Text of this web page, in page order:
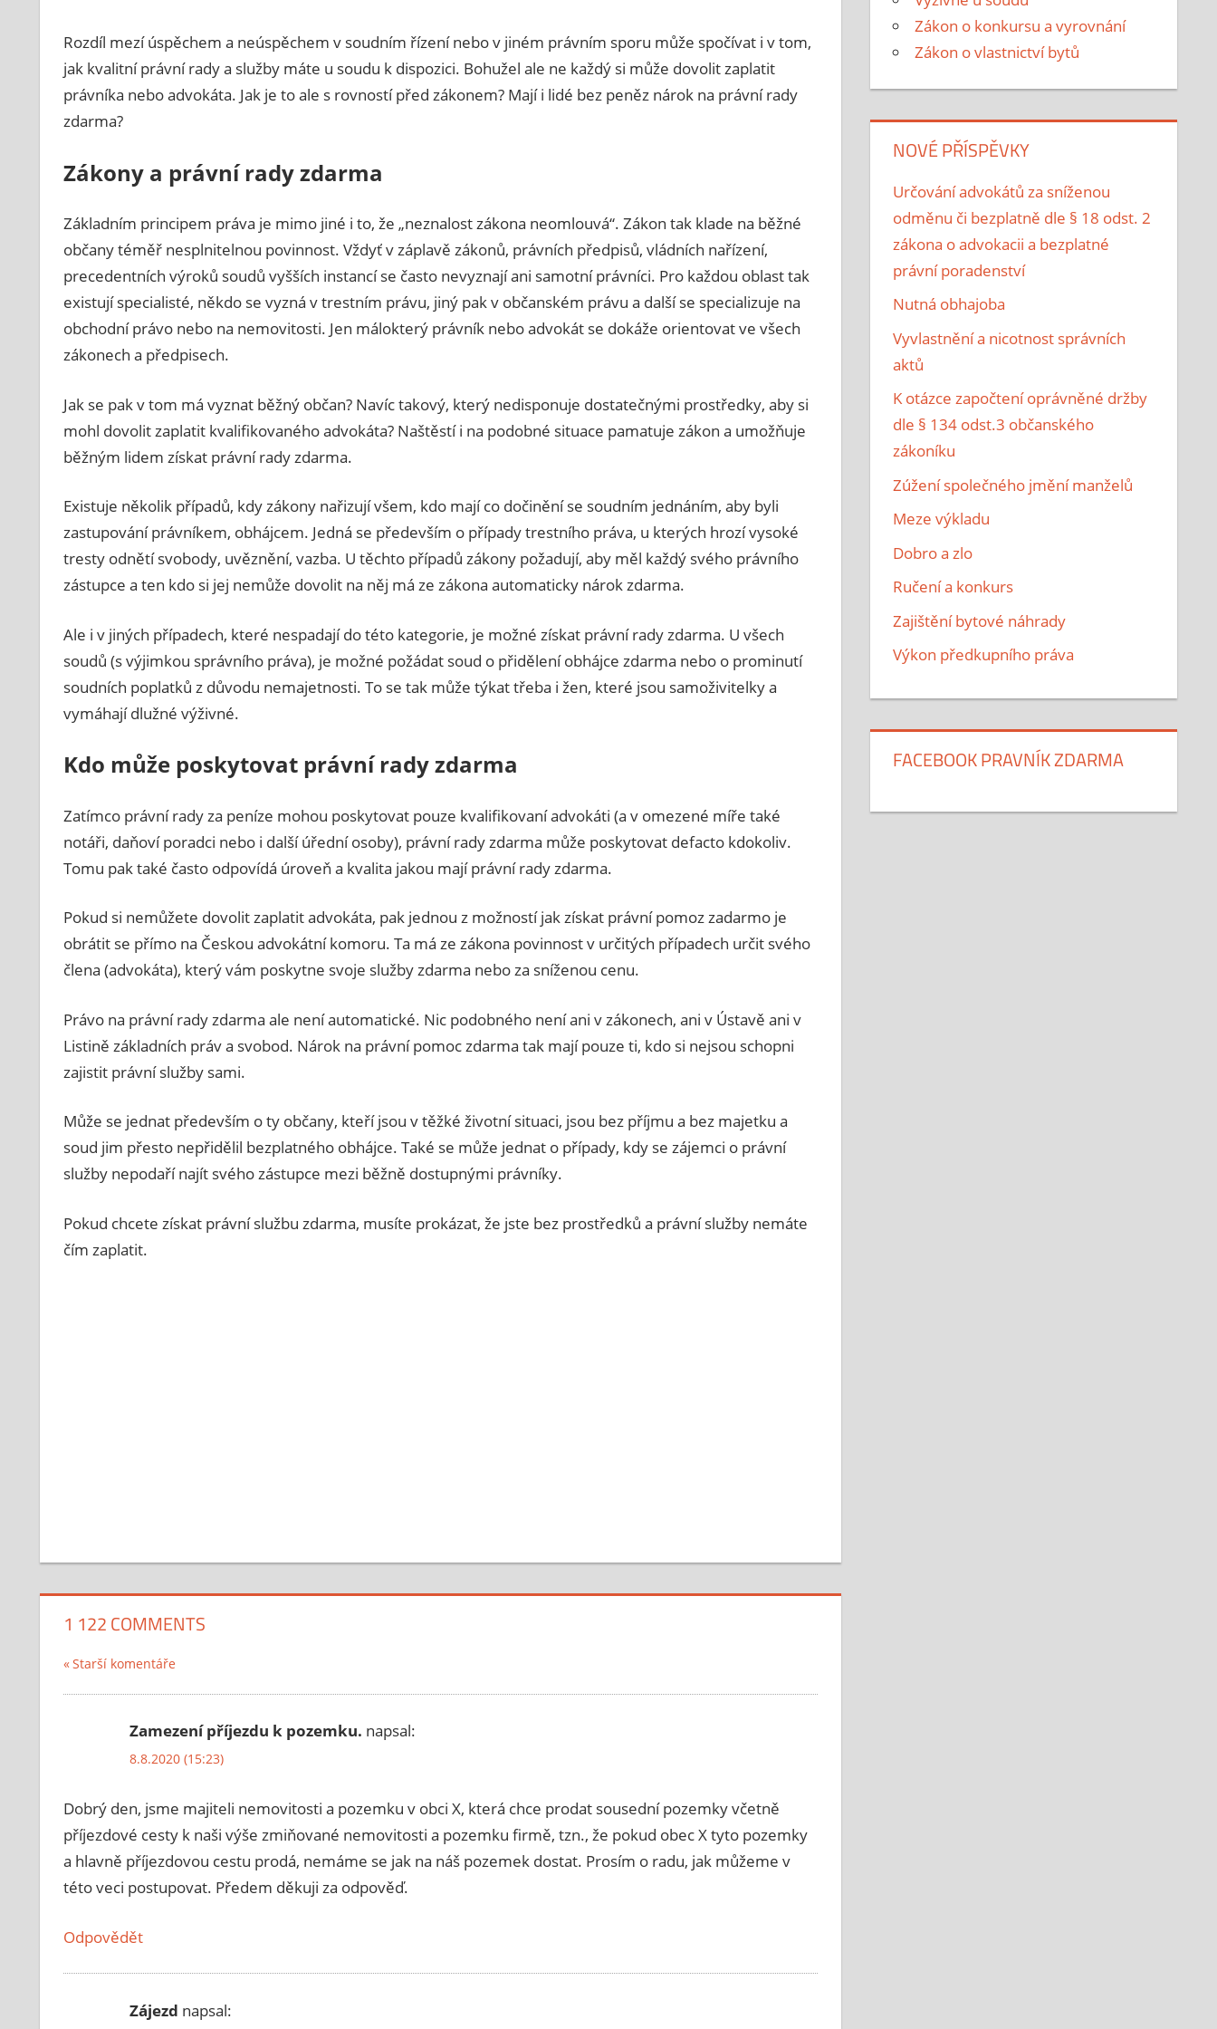
Rozdíl mezí úspěchem a neúspěchem v soudním řízení nebo v jiném právním sporu může spočívat i v tom,
jak kvalitní právní rady a služby máte u soudu k dispozici. Bohužel ale ne každý si může dovolit zaplatit
právníka nebo advokáta. Jak je to ale s rovností před zákonem? Mají i lidé bez peněz nárok na právní rady
zdarma?
Zákony a právní rady zdarma
Základním principem práva je mimo jiné i to, že „neznalost zákona neomlouvá“. Zákon tak klade na běžné
občany téměř nesplnitelnou povinnost. Vždyť v záplavě zákonů, právních předpisů, vládních nařízení,
precedentních výroků soudů vyšších instancí se často nevyznají ani samotní právníci. Pro každou oblast tak
existují specialisté, někdo se vyzná v trestním právu, jiný pak v občanském právu a další se specializuje na
obchodní právo nebo na nemovitosti. Jen málokterý právník nebo advokát se dokáže orientovat ve všech
zákonech a předpisech.
Jak se pak v tom má vyznat běžný občan? Navíc takový, který nedisponuje dostatečnými prostředky, aby si
mohl dovolit zaplatit kvalifikovaného advokáta? Naštěstí i na podobné situace pamatuje zákon a umožňuje
běžným lidem získat právní rady zdarma.
Existuje několik případů, kdy zákony nařizují všem, kdo mají co dočinění se soudním jednáním, aby byli
zastupování právníkem, obhájcem. Jedná se především o případy trestního práva, u kterých hrozí vysoké
tresty odnětí svobody, uvěznění, vazba. U těchto případů zákony požadují, aby měl každý svého právního
zástupce a ten kdo si jej nemůže dovolit na něj má ze zákona automaticky nárok zdarma.
Ale i v jiných případech, které nespadají do této kategorie, je možné získat právní rady zdarma. U všech
soudů (s výjimkou správního práva), je možné požádat soud o přidělení obhájce zdarma nebo o prominutí
soudních poplatků z důvodu nemajetnosti. To se tak může týkat třeba i žen, které jsou samoživitelky a
vymáhají dlužné výživné.
Kdo může poskytovat právní rady zdarma
Zatímco právní rady za peníze mohou poskytovat pouze kvalifikovaní advokáti (a v omezené míře také
notáři, daňoví poradci nebo i další úřední osoby), právní rady zdarma může poskytovat defacto kdokoliv.
Tomu pak také často odpovídá úroveň a kvalita jakou mají právní rady zdarma.
Pokud si nemůžete dovolit zaplatit advokáta, pak jednou z možností jak získat právní pomoz zadarmo je
obrátit se přímo na Českou advokátní komoru. Ta má ze zákona povinnost v určitých případech určit svého
člena (advokáta), který vám poskytne svoje služby zdarma nebo za sníženou cenu.
Právo na právní rady zdarma ale není automatické. Nic podobného není ani v zákonech, ani v Ústavě ani v
Listině základních práv a svobod. Nárok na právní pomoc zdarma tak mají pouze ti, kdo si nejsou schopni
zajistit právní služby sami.
Může se jednat především o ty občany, kteří jsou v těžké životní situaci, jsou bez příjmu a bez majetku a
soud jim přesto nepřidělil bezplatného obhájce. Také se může jednat o případy, kdy se zájemci o právní
služby nepodaří najít svého zástupce mezi běžně dostupnými právníky.
Pokud chcete získat právní službu zdarma, musíte prokázat, že jste bez prostředků a právní služby nemáte
čím zaplatit.
1 122 COMMENTS
Navigace
komentáře
Starší komentáře
Zamezení příjezdu k pozemku. napsal:
8.8.2020 (15:23)
Dobrý den, jsme majiteli nemovitosti a pozemku v obci X, která chce prodat sousední pozemky včetně
příjezdové cesty k naši výše zmiňované nemovitosti a pozemku firmě, tzn., že pokud obec X tyto pozemky
a hlavně příjezdovou cestu prodá, nemáme se jak na náš pozemek dostat. Prosím o radu, jak můžeme v
této veci postupovat. Předem děkuji za odpověď.
Odpovědět
Zájezd napsal:
Zákon o konkursu a vyrovnání
Zákon o vlastnictví bytů
NOVÉ PŘÍSPĚVKY
Určování advokátů za sníženou
odměnu či bezplatně dle § 18 odst. 2
zákona o advokacii a bezplatné
právní poradenství
Nutná obhajoba
Vyvlastnění a nicotnost správních
aktů
K otázce započtení oprávněné držby
dle § 134 odst.3 občanského
zákoníku
Zúžení společného jmění manželů
Meze výkladu
Dobro a zlo
Ručení a konkurs
Zajištění bytové náhrady
Výkon předkupního práva
FACEBOOK PRAVNÍK ZDARMA